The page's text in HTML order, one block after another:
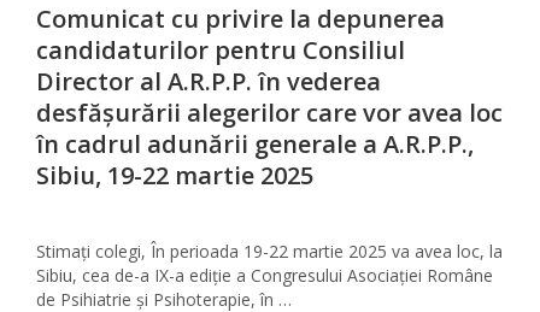
Comunicat cu privire la depunerea
candidaturilor pentru Consiliul
Director al A.R.P.P. în vederea
desfășurării alegerilor care vor avea loc
în cadrul adunării generale a A.R.P.P.,
Sibiu, 19-22 martie 2025
Stimați colegi, În perioada 19-22 martie 2025 va avea loc, la
Sibiu, cea de-a IX-a ediție a Congresului Asociației Române
de Psihiatrie și Psihoterapie, în …